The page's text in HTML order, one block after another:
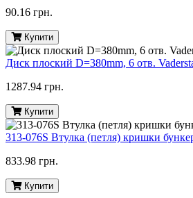
90.16 грн.
Купити
Диск плоский D=380mm, 6 отв.
1287.94 грн.
Купити
313-076S Втулка (петля) кришки
833.98 грн.
Купити